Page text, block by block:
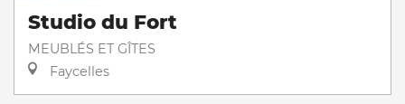
Studio du Fort
MEUBLÉS ET GÎTES
Faycelles